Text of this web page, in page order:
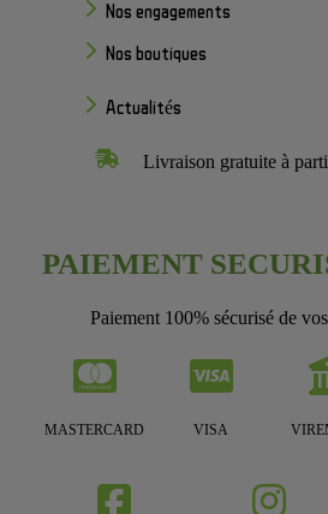
Nos engagements
Nos boutiques
Actualités
Livraison gratuite à
PAIEMENT
Paiement 100% sécurisé de
MASTERCARD VISA